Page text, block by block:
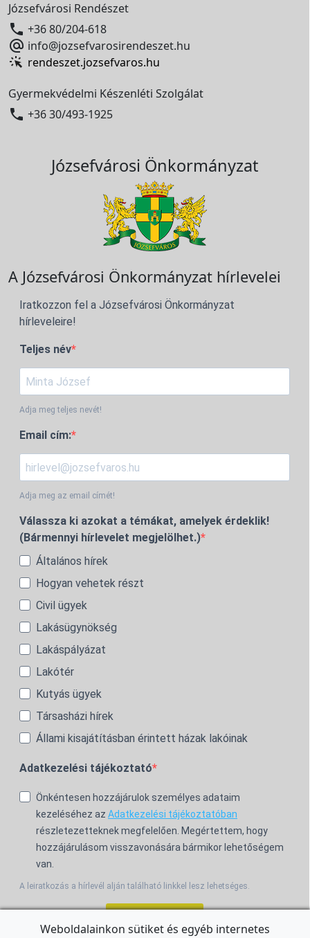
Józsefvárosi Rendészet
 +36 80/204-618
 info@jozsefvarosirendeszet.hu
rendeszet.jozsefvaros.hu
Gyermekvédelmi Készenléti Szolgálat
 +36 30/493-1925
Józsefvárosi Önkormányzat
A Józsefvárosi Önkormányzat hírlevelei
Iratkozzon fel a Józsefvárosi Önkormányzat
hírleveleire!
Teljes név
Adja meg teljes nevét!
Email cím:
Adja meg az email címét!
Válassza ki azokat a témákat, amelyek érdeklik!
(Bármennyi hírlevelet megjelölhet.)
Általános hírek
Hogyan vehetek részt
Civil ügyek
Lakásügynökség
Lakáspályázat
Lakótér
Kutyás ügyek
Társasházi hírek
Állami kisajátításban érintett házak lakóinak
Adatkezelési tájékoztató
Önkéntesen hozzájárulok személyes adataim
kezeléséhez az Adatkezelési tájékoztatóban
részletezetteknek megfelelően. Megértettem, hogy
hozzájárulásom visszavonására bármikor lehetőségem
van.
A leiratkozás a hírlevél alján található linkkel lesz lehetséges.
Weboldalainkon sütiket és egyéb internetes